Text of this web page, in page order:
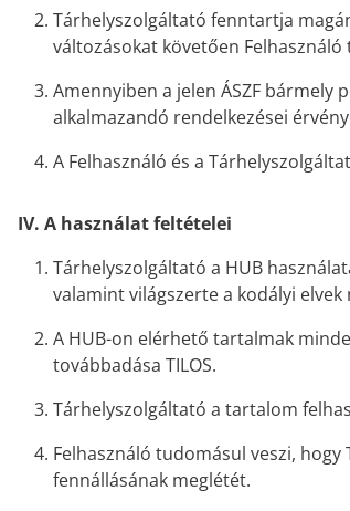
Tárhelyszolgáltató fenntartja
változásokat követően
Amennyiben a jelen ÁSZF
alkalmazandó rendelkezései
A Felhasználó és a
IV. A használat feltételei
Tárhelyszolgáltató a HUB
valamint világszerte a kodályi
A HUB-on elérhető tartalmak
továbbadása TILOS.
Tárhelyszolgáltató a tartalom
Felhasználó tudomásul veszi,
fennállásának meglétét.